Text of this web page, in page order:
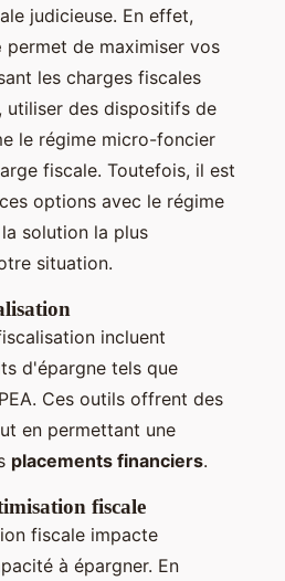
judicieuse. En effet,
permet de maximiser vos
les charges fiscales
utiliser des dispositifs de
le régime micro-foncier
fiscale. Toutefois, il est
options avec le régime
solution la plus
situation.
incluent
d'épargne tels que
Ces outils offrent des
en permettant une
placements financiers.
fiscale
fiscale impacte
à épargner. En